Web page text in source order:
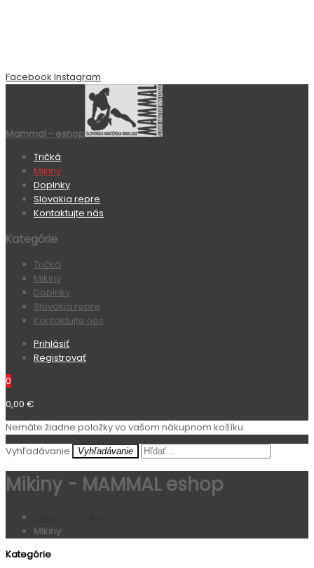
Facebook Instagram
Mammal - eshop
Tričká
Mikiny
Doplnky
Slovakia repre
Kontaktujte nás
Kategórie
Tričká
Mikiny
Doplnky
Slovakia repre
Kontaktujte nás
Prihlásiť
Registrovať
0
0,00 €
Nemáte žiadne položky vo vašom nákupnom košíku.
Vyhľadávanie
Vyhľadávanie
Mikiny - MAMMAL eshop
Mikiny
Kategórie